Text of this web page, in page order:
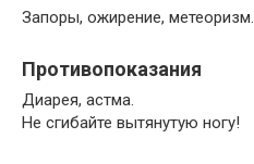
Запоры, ожирение, метеоризм.
Противопоказания
Диарея, астма.
Не сгибайте вытянутую ногу!